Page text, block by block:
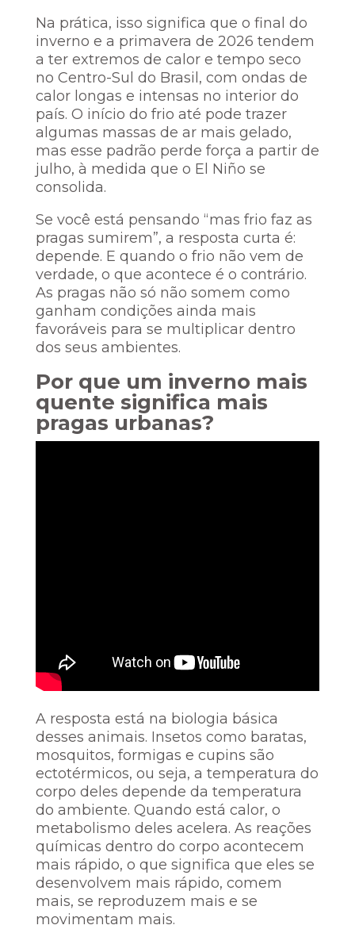
Na prática, isso significa que o final do
inverno e a primavera de 2026 tendem
a ter extremos de calor e tempo seco
no Centro-Sul do Brasil, com ondas de
calor longas e intensas no interior do
país. O início do frio até pode trazer
algumas massas de ar mais gelado,
mas esse padrão perde força a partir de
julho, à medida que o El Niño se
consolida.
Se você está pensando “mas frio faz as
pragas sumirem”, a resposta curta é:
depende. E quando o frio não vem de
verdade, o que acontece é o contrário.
As pragas não só não somem como
ganham condições ainda mais
favoráveis para se multiplicar dentro
dos seus ambientes.
Por que um inverno mais
quente significa mais
pragas urbanas?
A resposta está na biologia básica
desses animais. Insetos como baratas,
mosquitos, formigas e cupins são
ectotérmicos, ou seja, a temperatura do
corpo deles depende da temperatura
do ambiente. Quando está calor, o
metabolismo deles acelera. As reações
químicas dentro do corpo acontecem
mais rápido, o que significa que eles se
desenvolvem mais rápido, comem
mais, se reproduzem mais e se
movimentam mais.